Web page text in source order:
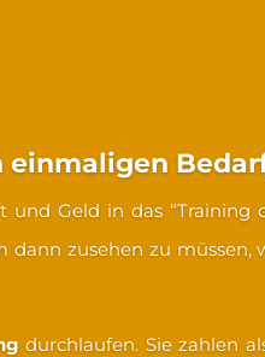
einmaligen
und Geld in das “Training
dann zusehen zu müssen,
durchlaufen. Sie zahlen